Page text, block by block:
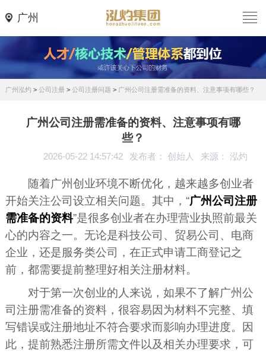
广州
广州泓灼 > 公司注册> 公司注册问题 > 广州公司注册需准备的资料、注意事项有哪些？
广州公司注册需准备的资料、注意事项有哪
些？
2026-05-22 14:57:42 发布者： 创始人 来源： 泓灼
随着广州创业环境不断优化，越来越多创业者
开始关注公司设立相关问题。其中，“广州公司注册
需准备的资料”是很多创业者在办理营业执照前最关
心的内容之一。无论是科技公司、贸易公司、电商
企业，还是服务类公司，在正式申请工商登记之
前，都需要提前整理好相关注册材料。
对于第一次创业的人来说，如果不了解广州公
司注册需准备的资料，很容易因为材料不完整、填
写错误或注册地址不符合要求而影响办理进度。因
此，提前熟悉注册所需文件以及相关办理要求，可